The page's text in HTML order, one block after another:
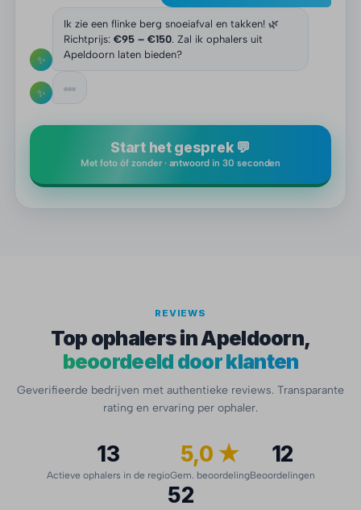
✨
Ik zie een flinke berg snoeiafval en takken! 🌿
Richtprijs: €95 – €150. Zal ik ophalers uit
Apeldoorn laten bieden?
✨
Start het gesprek 💬
Met foto óf zonder · antwoord in 30 seconden
REVIEWS
Top ophalers in Apeldoorn,
beoordeeld door klanten
Geverifieerde bedrijven met authentieke reviews. Transparante
rating en ervaring per ophaler.
13
Actieve ophalers in de regio
5,0 ★
Gem. beoordeling
12
Beoordelingen
52